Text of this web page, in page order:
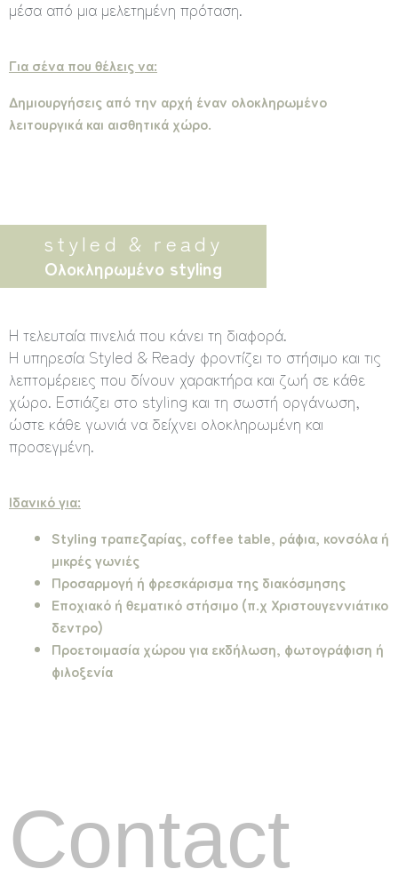
μέσα από μια μελετημένη πρόταση.
Για σένα που θέλεις να:
Δημιουργήσεις από την αρχή έναν ολοκληρωμένο
λειτουργικά και αισθητικά χώρο.
styled & ready
Oλοκληρωμένο styling
Η τελευταία πινελιά που κάνει τη διαφορά.
Η υπηρεσία Styled & Ready φροντίζει το στήσιμο και τις
λεπτομέρειες που δίνουν χαρακτήρα και ζωή σε κάθε
χώρο. Εστιάζει στο styling και τη σωστή οργάνωση,
ώστε κάθε γωνιά να δείχνει ολοκληρωμένη και
προσεγμένη.
Ιδανικό για:
Styling τραπεζαρίας, coffee table, ράφια, κονσόλα ή
μικρές γωνιές
Προσαρμογή ή φρεσκάρισμα της διακόσμησης
Εποχιακό ή θεματικό στήσιμο (π.χ Χριστουγεννιάτικο
δεντρο)
Προετοιμασία χώρου για εκδήλωση, φωτογράφιση ή
φιλοξενία
Contact